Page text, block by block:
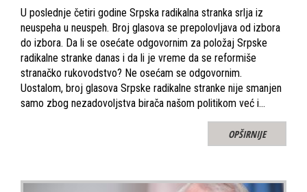
U poslednje četiri godine Srpska radikalna stranka srlja iz
neuspeha u neuspeh. Broj glasova se prepolovljava od izbora
do izbora. Da li se osećate odgovornim za položaj Srpske
radikalne stranke danas i da li je vreme da se reformiše
stranačko rukovodstvo? Ne osećam se odgovornim.
Uostalom, broj glasova Srpske radikalne stranke nije smanjen
samo zbog nezadovoljstva birača našom politikom već i…
OPŠIRNIJE